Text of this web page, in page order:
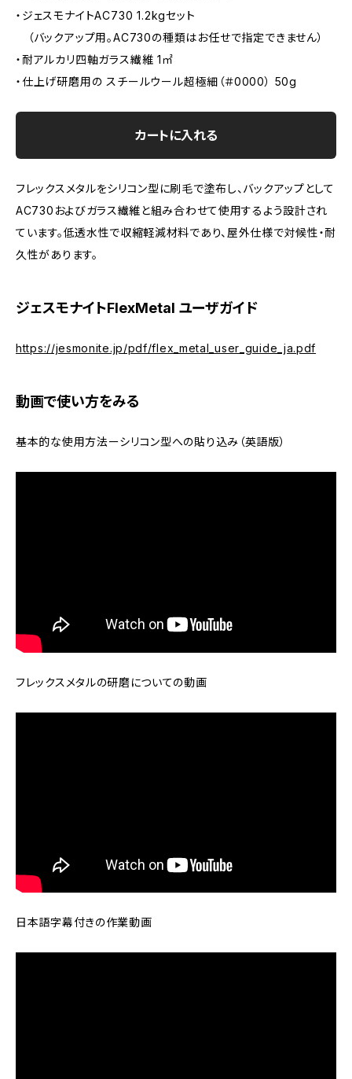
・ジェスモナイトAC730 1.2kgセット
（バックアップ用。AC730の種類はお任せで指定できません）
・耐アルカリ四軸ガラス繊維 1㎡
・仕上げ研磨用の スチールウール超極細（＃0000） 50g
カートに入れる
フレックスメタルをシリコン型に刷毛で塗布し、バックアップとして
AC730およびガラス繊維と組み合わせて使用するよう設計され
ています。低透水性で収縮軽減材料であり、屋外仕様で対候性・耐
久性があります。
ジェスモナイトFlexMetal ユーザガイド
https://jesmonite.jp/pdf/flex_metal_user_guide_ja.pdf
動画で使い方をみる
基本的な使用方法ーシリコン型への貼り込み（英語版）
フレックスメタルの研磨についての動画
日本語字幕付きの作業動画